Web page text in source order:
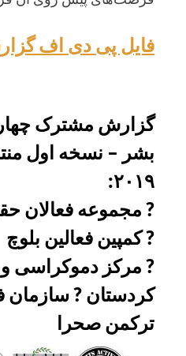
فایل پی دی اف
گزارش مشترک چهار
۲۰۱۹:
? مجموعه فعالان
? کمپین فعالین بلوچ
? مرکز دموکراسی
کردستان ? سازمان
ترکمن صحرا